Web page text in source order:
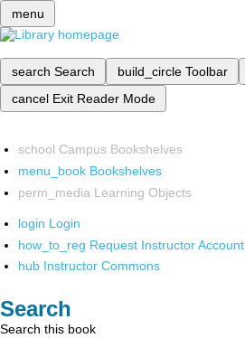
menu
search Search build_circle Toolbar
cancel Exit Reader Mode
school Campus Bookshelves
menu_book Bookshelves
perm_media Learning Objects
login Login
how_to_reg Request Instructor Account
hub Instructor Commons
Search
Search this book